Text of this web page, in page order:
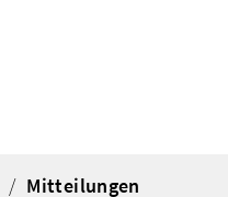
Mitteilungen